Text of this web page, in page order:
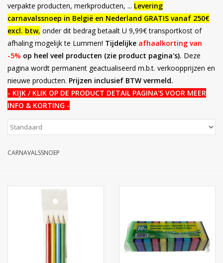
Dranken
Aperitiefkoekjes
Botanicals
Snoeppot-Snoep
Kassarollen
Koffiemachines
Kantoorbenodigdheden
verpakte producten, merkproducten, ... Levering
carnavalssnoep in België en Nederland GRATIS vanaf 250€
excl. btw, onder dit bedrag betaalt U 9,99€ transportkost of
afhaling mogelijk te Lummen! Tijdelijke afhaalkorting van
-5% op heel veel producten (zie product pagina's). Deze
pagina wordt permanent geactualiseerd m.b.t. verkoopprijzen en
nieuwe producten. Prijzen inclusief BTW vermeld.
- KIJK / KLIK OP DE PRODUCT DETAIL PAGINA'S VOOR MEER
INFO & KORTING -
CARNAVALSSNOEP